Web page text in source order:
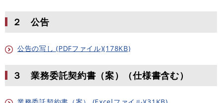
２ 公告
公告の写し (PDFファイル)(178KB)
３ 業務委託契約書（案）（仕様書含む）